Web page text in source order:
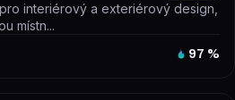
interiérový a exteriérový design,
místn...
97 %